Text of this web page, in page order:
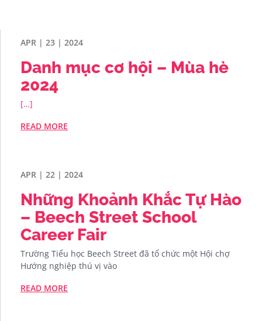
APR | 23 | 2024
Danh mục cơ hội – Mùa hè
2024
[…]
READ MORE
APR | 22 | 2024
Những Khoảnh Khắc Tự Hào
– Beech Street School
Career Fair
Trường Tiểu học Beech Street đã tổ chức một Hội chợ
Hướng nghiệp thú vị vào
READ MORE